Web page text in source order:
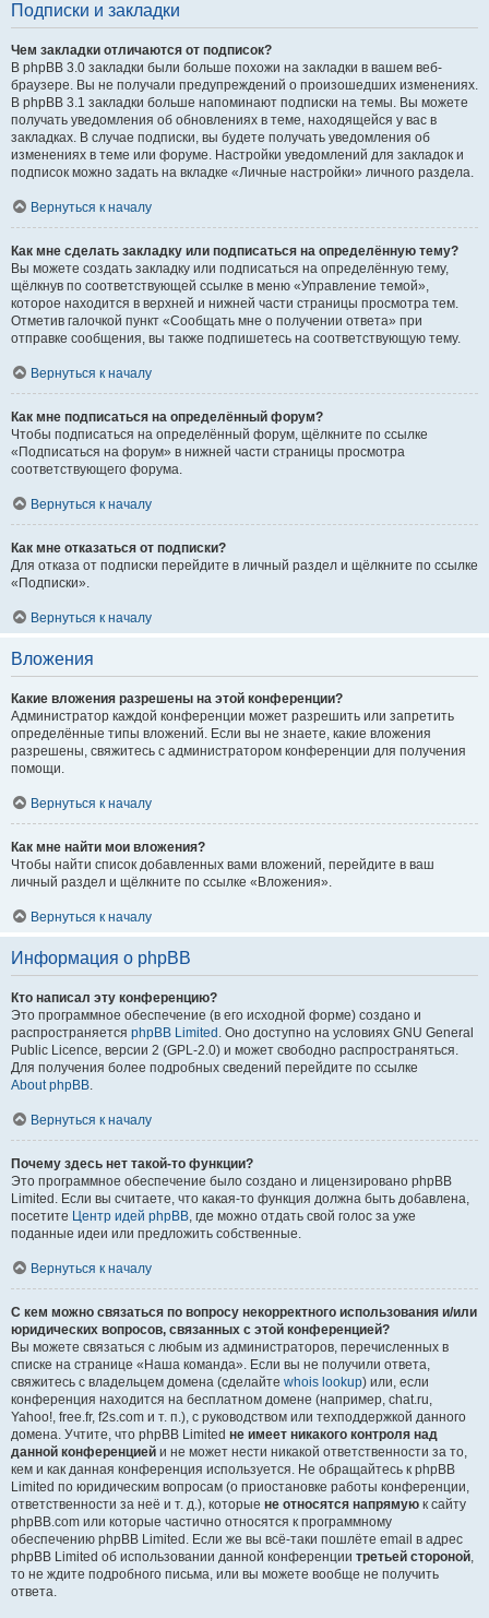
Подписки и закладки
Чем закладки отличаются от подписок?
В phpBB 3.0 закладки были больше похожи на закладки в вашем веб-
браузере. Вы не получали предупреждений о произошедших изменениях.
В phpBB 3.1 закладки больше напоминают подписки на темы. Вы можете
получать уведомления об обновлениях в теме, находящейся у вас в
закладках. В случае подписки, вы будете получать уведомления об
изменениях в теме или форуме. Настройки уведомлений для закладок и
подписок можно задать на вкладке «Личные настройки» личного раздела.
Вернуться к началу
Как мне сделать закладку или подписаться на определённую тему?
Вы можете создать закладку или подписаться на определённую тему,
щёлкнув по соответствующей ссылке в меню «Управление темой»,
которое находится в верхней и нижней части страницы просмотра тем.
Отметив галочкой пункт «Сообщать мне о получении ответа» при
отправке сообщения, вы также подпишетесь на соответствующую тему.
Вернуться к началу
Как мне подписаться на определённый форум?
Чтобы подписаться на определённый форум, щёлкните по ссылке
«Подписаться на форум» в нижней части страницы просмотра
соответствующего форума.
Вернуться к началу
Как мне отказаться от подписки?
Для отказа от подписки перейдите в личный раздел и щёлкните по ссылке
«Подписки».
Вернуться к началу
Вложения
Какие вложения разрешены на этой конференции?
Администратор каждой конференции может разрешить или запретить
определённые типы вложений. Если вы не знаете, какие вложения
разрешены, свяжитесь с администратором конференции для получения
помощи.
Вернуться к началу
Как мне найти мои вложения?
Чтобы найти список добавленных вами вложений, перейдите в ваш
личный раздел и щёлкните по ссылке «Вложения».
Вернуться к началу
Информация о phpBB
Кто написал эту конференцию?
Это программное обеспечение (в его исходной форме) создано и
распространяется phpBB Limited . Оно доступно на условиях GNU General
Public Licence, версии 2 (GPL-2.0) и может свободно распространяться.
Для получения более подробных сведений перейдите по ссылке
About phpBB.
Вернуться к началу
Почему здесь нет такой-то функции?
Это программное обеспечение было создано и лицензировано phpBB
Limited. Если вы считаете, что какая-то функция должна быть добавлена,
посетите Центр идей phpBB, где можно отдать свой голос за уже
поданные идеи или предложить собственные.
Вернуться к началу
С кем можно связаться по вопросу некорректного использования и/или
юридических вопросов, связанных с этой конференцией?
Вы можете связаться с любым из администраторов, перечисленных в
списке на странице «Наша команда». Если вы не получили ответа,
свяжитесь с владельцем домена (сделайте whois lookup) или, если
конференция находится на бесплатном домене (например, chat.ru,
Yahoo!, free.fr, f2s.com и т. п.), с руководством или техподдержкой данного
домена. Учтите, что phpBB Limited не имеет никакого контроля над
данной конференцией и не может нести никакой ответственности за то,
кем и как данная конференция используется. Не обращайтесь к phpBB
Limited по юридическим вопросам (о приостановке работы конференции,
ответственности за неё и т. д.), которые не относятся напрямую к сайту
phpBB.com или которые частично относятся к программному
обеспечению phpBB Limited. Если же вы всё-таки пошлёте email в адрес
phpBB Limited об использовании данной конференции третьей стороной,
то не ждите подробного письма, или вы можете вообще не получить
ответа.